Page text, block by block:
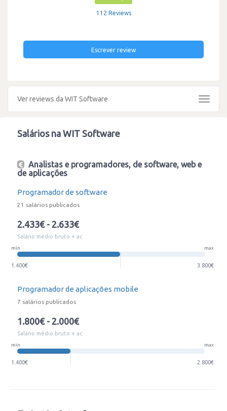
112 Reviews
Escrever review
Ver reviews da WIT Software
Toggle
Salários na WIT Software
Analistas e programadores, de software, web e
de aplicações
Programador de software
21 salários publicados
2.433€ - 2.633€
Salário médio bruto + ac
min max
1.400€ 3.800€
Programador de aplicações mobile
7 salários publicados
1.800€ - 2.000€
Salário médio bruto + ac
min max
1.400€ 2.800€